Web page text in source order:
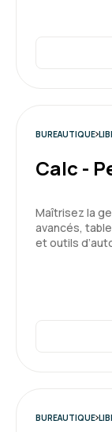
JADE B.
J'ai appris
Formation :
BUREAUTIQUE
Calc -
Maîtrisez la
avancés,
et outils
BUREAUTIQUE